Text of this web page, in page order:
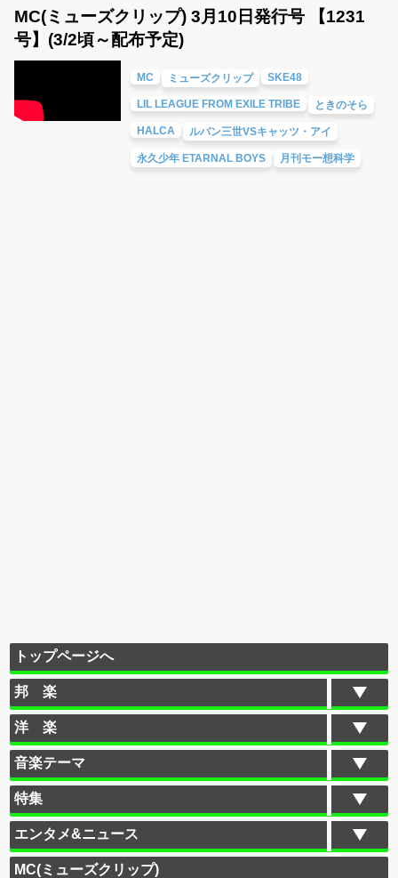
MC(ミューズクリップ) 3月10日発行号 【1231
号】(3/2頃～配布予定)
MC ミューズクリップ SKE48
LIL LEAGUE FROM EXILE TRIBE ときのそら
HALCA ルパン三世VSキャッツ・アイ
永久少年 ETARNAL BOYS 月刊モー想科学
トップページへ
邦 楽
洋 楽
音楽テーマ
特集
エンタメ&ニュース
MC(ミューズクリップ)